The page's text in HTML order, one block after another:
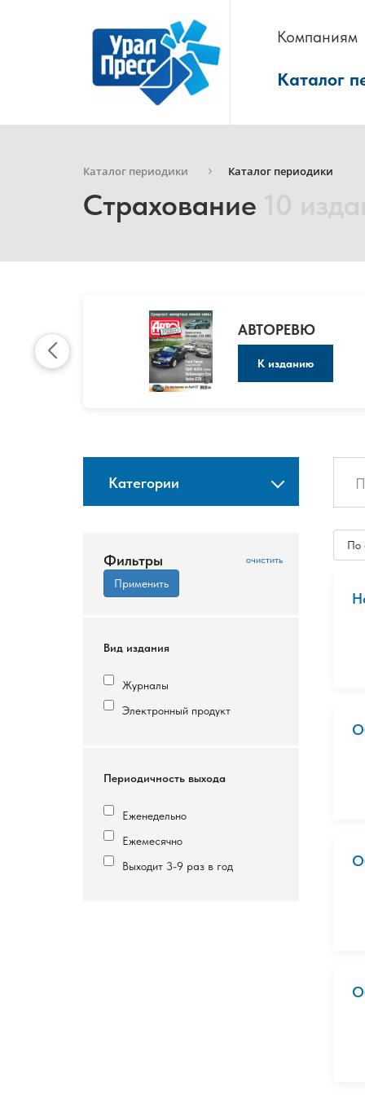
Компаниям
Каталог
Каталог периодики Каталог периодики
Страхование
АВТОРЕВЮ
К изданию
Категории
Фильтры
Вид издания
Журналы
Электронный продукт
Периодичность выхода
Еженедельно
Ежемесячно
Выходит 3-9 раз в год
По